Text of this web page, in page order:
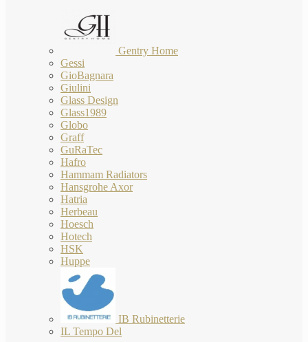
Gentry Home
Gessi
GioBagnara
Giulini
Glass Design
Glass1989
Globo
Graff
GuRaTec
Hafro
Hammam Radiators
Hansgrohe Axor
Hatria
Herbeau
Hoesch
Hotech
HSK
Huppe
IB Rubinetterie
IL Tempo Del